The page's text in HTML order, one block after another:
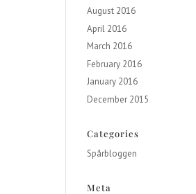
August 2016
April 2016
March 2016
February 2016
January 2016
December 2015
Categories
Spårbloggen
Meta